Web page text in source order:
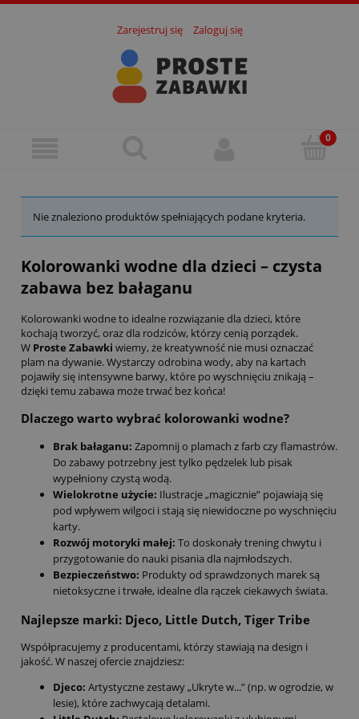
Zarejestruj się Zaloguj się
Nie znaleziono produktów spełniających podane kryteria.
Kolorowanki wodne dla dzieci – czysta
zabawa bez bałaganu
Kolorowanki wodne to idealne rozwiązanie dla dzieci, które
kochają tworzyć, oraz dla rodziców, którzy cenią porządek.
W Proste Zabawki wiemy, że kreatywność nie musi oznaczać
plam na dywanie. Wystarczy odrobina wody, aby na kartach
pojawiły się intensywne barwy, które po wyschnięciu znikają –
dzięki temu zabawa może trwać bez końca!
Dlaczego warto wybrać kolorowanki wodne?
Brak bałaganu: Zapomnij o plamach z farb czy flamastrów.
Do zabawy potrzebny jest tylko pędzelek lub pisak
wypełniony czystą wodą.
Wielokrotne użycie: Ilustracje „magicznie” pojawiają się
pod wpływem wilgoci i stają się niewidoczne po wyschnięciu
karty.
Rozwój motoryki małej: To doskonały trening chwytu i
przygotowanie do nauki pisania dla najmłodszych.
Bezpieczeństwo: Produkty od sprawdzonych marek są
nietoksyczne i trwałe, idealne dla rączek ciekawych świata.
Najlepsze marki: Djeco, Little Dutch, Tiger Tribe
Współpracujemy z producentami, którzy stawiają na design i
jakość. W naszej ofercie znajdziesz:
Djeco: Artystyczne zestawy „Ukryte w...” (np. w ogrodzie, w
lesie), które zachwycają detalami.